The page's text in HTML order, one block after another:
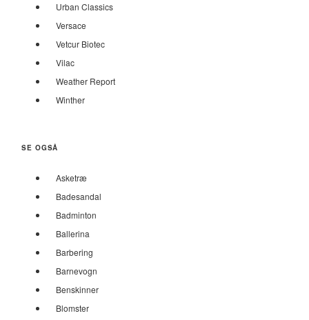
Urban Classics
Versace
Vetcur Biotec
Vilac
Weather Report
Winther
SE OGSÅ
Asketræ
Badesandal
Badminton
Ballerina
Barbering
Barnevogn
Benskinner
Blomster